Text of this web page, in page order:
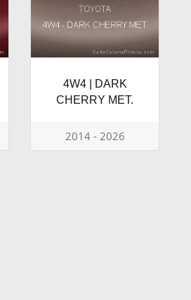
4W4 | DARK
CHERRY MET.
2014 - 2026